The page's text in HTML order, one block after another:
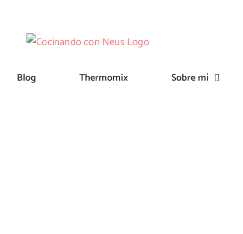
Blog Thermomix Sobre mí